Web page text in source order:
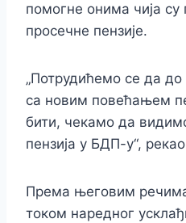
помогне онима чија
просечне пензије.
„Потрудићемо се да
са новим повећањем
бити, чекамо да
пензија у БДП-у“,
Према његовим
током наредног